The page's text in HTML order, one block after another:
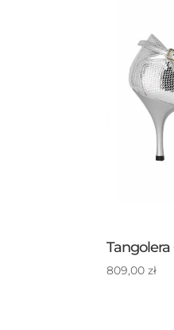
809,00zł